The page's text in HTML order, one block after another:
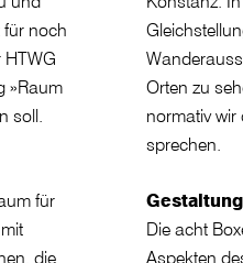
für noch
»Raum
soll.
für
die
Orten zu
normativ
sprechen.
Die acht
Aspekten